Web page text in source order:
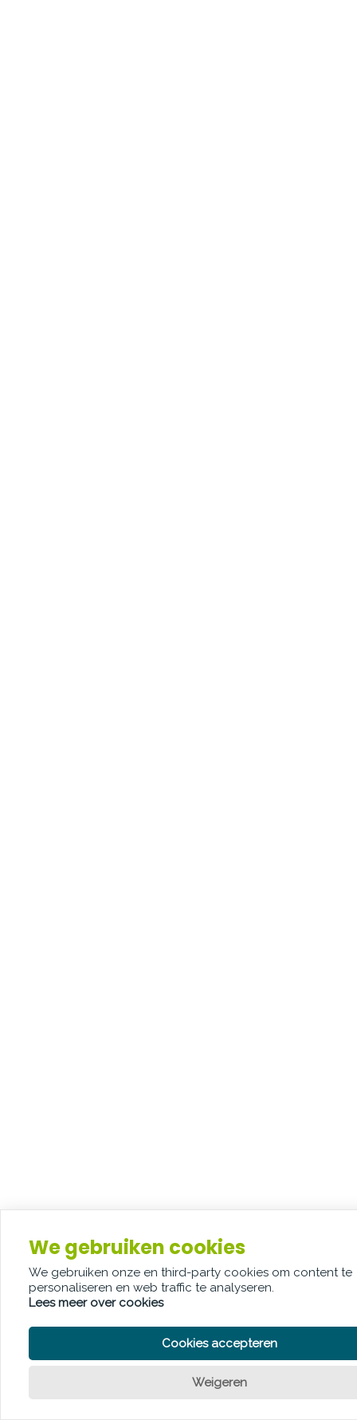
We gebruiken cookies
We gebruiken onze en third-party cookies om content te
personaliseren en web traffic te analyseren.
Lees meer over cookies
Cookies accepteren
Weigeren